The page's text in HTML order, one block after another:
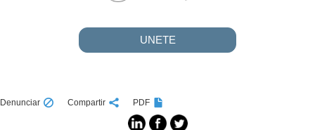
UNETE
Denunciar Compartir PDF